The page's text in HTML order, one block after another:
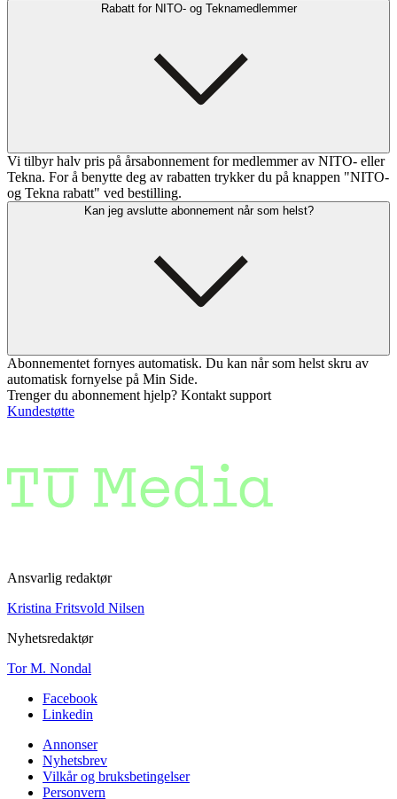
Rabatt for NITO- og Teknamedlemmer
Vi tilbyr halv pris på årsabonnement for medlemmer av NITO- eller
Tekna. For å benytte deg av rabatten trykker du på knappen "NITO-
og Tekna rabatt" ved bestilling.
Kan jeg avslutte abonnement når som helst?
Abonnementet fornyes automatisk. Du kan når som helst skru av
automatisk fornyelse på Min Side.
Trenger du abonnement hjelp? Kontakt support
Kundestøtte
Ansvarlig redaktør
Kristina Fritsvold Nilsen
Nyhetsredaktør
Tor M. Nondal
Facebook
Linkedin
Annonser
Nyhetsbrev
Vilkår og bruksbetingelser
Personvern